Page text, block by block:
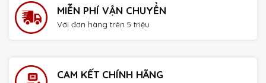
MIỄN PHÍ VẬN CHUYỂN
Với đơn hàng trên 5 triệu
CAM KẾT CHÍNH HÃNG